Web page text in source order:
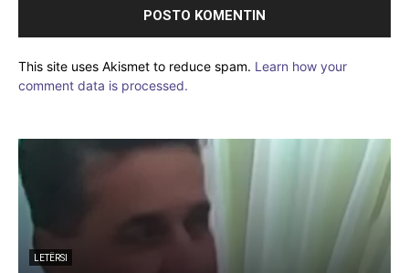
This site uses Akismet to reduce spam. Learn how your
comment data is processed.
LETËRSI